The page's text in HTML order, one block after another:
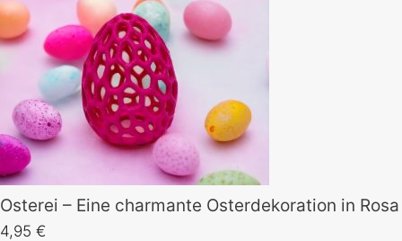
Osterei – Eine charmante Osterdekoration in Rosa
4,95 €